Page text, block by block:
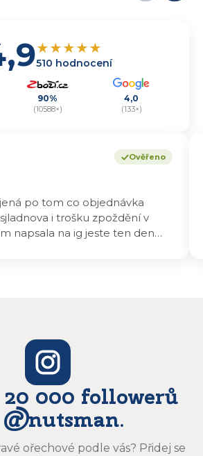
★★★★★
510 hodnocení
90%
(10588×)
4,0
(133×)
Ověřeno
po tom co objednávka
i trošku zpoždění v
napsala na ig jeste ten den
000 followerů
ořechové podle vás? Přidej se